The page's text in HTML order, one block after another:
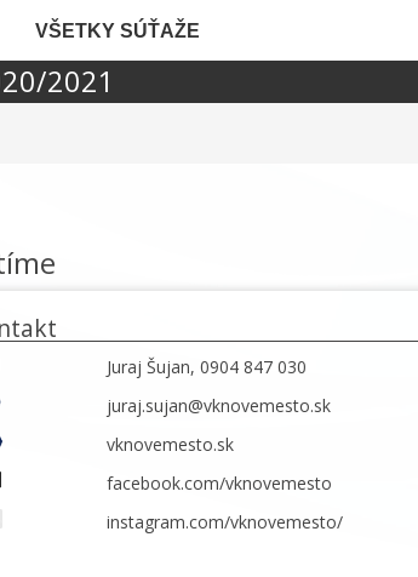
VŠETKY SÚŤAŽE
2021
Juraj Šujan, 0904 847 030
juraj.sujan@vknovemesto.sk
vknovemesto.sk
facebook.com/vknovemesto
instagram.com/vknovemesto/